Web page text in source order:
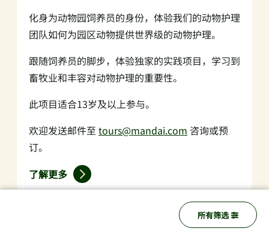
所有筛选
化身为动物园饲养员的身份，体验我们的动物护理
团队如何为园区动物提供世界级的动物护理。
跟随饲养员的脚步，体验独家的实践项目，学习到
畜牧业和丰容对动物护理的重要性。
此项目适合13岁及以上参与。
欢迎发送邮件至 tours@mandai.com 咨询或预
订。
了解更多